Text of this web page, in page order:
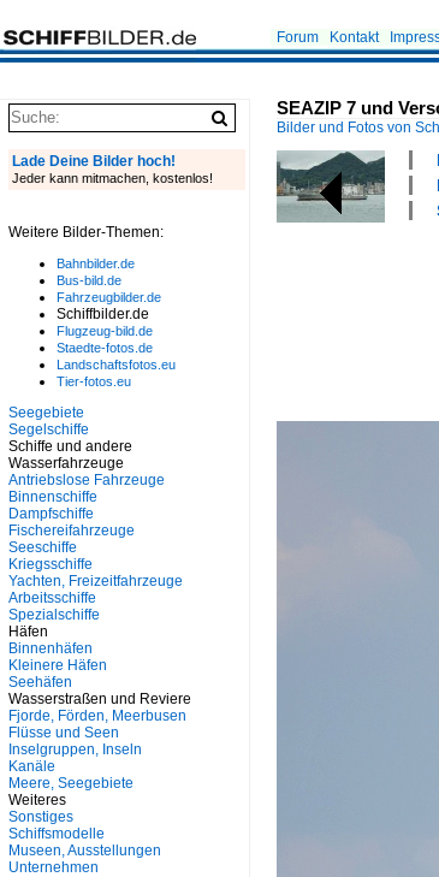
Forum Kontakt
SEAZIP 7 und
Bilder und Fotos von
Lade Deine Bilder hoch!
Jeder kann mitmachen, kostenlos!
Weitere Bilder-Themen:
Bahnbilder.de
Bus-bild.de
Fahrzeugbilder.de
Schiffbilder.de
Flugzeug-bild.de
Staedte-fotos.de
Landschaftsfotos.eu
Tier-fotos.eu
Seegebiete
Segelschiffe
Schiffe und andere
Wasserfahrzeuge
Antriebslose Fahrzeuge
Binnenschiffe
Dampfschiffe
Fischereifahrzeuge
Seeschiffe
Kriegsschiffe
Yachten, Freizeitfahrzeuge
Arbeitsschiffe
Spezialschiffe
Häfen
Binnenhäfen
Kleinere Häfen
Seehäfen
Wasserstraßen und Reviere
Fjorde, Förden, Meerbusen
Flüsse und Seen
Inselgruppen, Inseln
Kanäle
Meere, Seegebiete
Weiteres
Sonstiges
Schiffsmodelle
Museen, Ausstellungen
Unternehmen